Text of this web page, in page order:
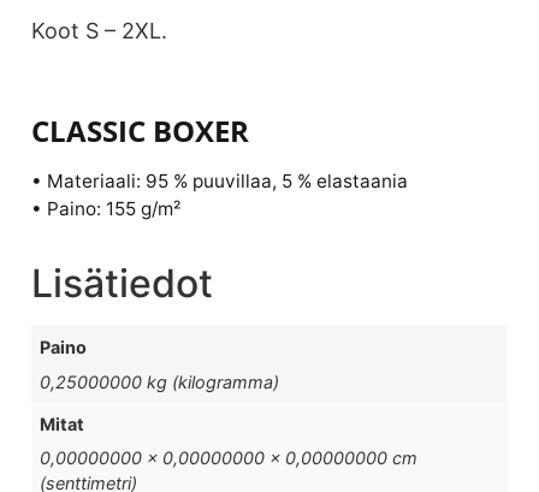
Koot S – 2XL.
CLASSIC BOXER
• Materiaali: 95 % puuvillaa, 5 % elastaania
• Paino: 155 g/m²
Lisätiedot
Paino
0,25000000 kg (kilogramma)
Mitat
0,00000000 × 0,00000000 × 0,00000000 cm
(senttimetri)